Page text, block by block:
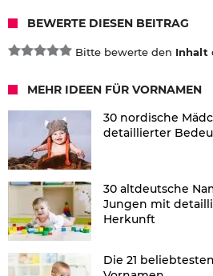
BEWERTE DIESEN BEITRAG
Bitte bewerte den Inhalt
MEHR IDEEN FÜR VORNAMEN
30 nordische
detaillierter
30 altdeutsche
Jungen mit
Herkunft
Die 21